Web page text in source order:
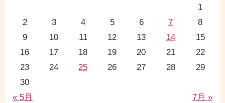
« 5月 7月 »
1
2
3 4 5 6 7
8
9
10 11 12 13 14
15
16
17 18 19 20 21
22
23
24 25 26 27 28
29
30